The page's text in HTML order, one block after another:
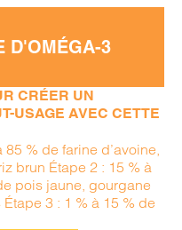
D'OMÉGA-3
CRÉER UN
USAGE AVEC CETTE
85 % de farine d’avoine,
brun Étape 2 : 15 % à
pois jaune, gourgane
3 : 1 % à 15 % de